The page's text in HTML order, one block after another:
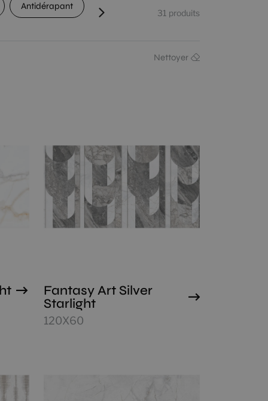
Antidérapant
31 produits
Nettoyer
Fantasy Art Silver
Starlight
120X60